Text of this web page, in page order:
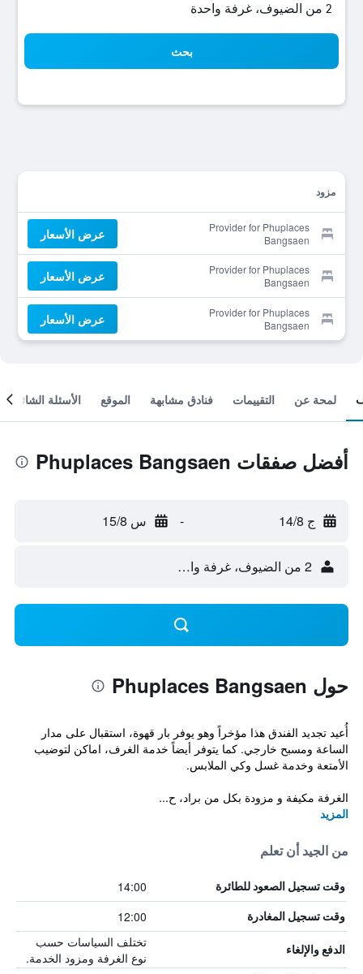
2 من الضيوف، غرفة واحدة
بحث
مزود
Provider for Phuplaces
Bangsaen
عرض الأسعار
Provider for Phuplaces
Bangsaen
عرض الأسعار
Provider for Phuplaces
Bangsaen
عرض الأسعار
لمحة عن التقييمات فنادق مشابهة الموقع الأسئلة الشائعة
أفضل صفقات Phuplaces Bangsaen
ج 14/8 - س 15/8
2 من الضيوف، غرفة واحدة
حول Phuplaces Bangsaen
أُعيد تجديد الفندق هذا مؤخراً وهو يوفر بار قهوة، استقبال على مدار
الساعة ومسبح خارجي. كما يتوفر أيضاً خدمة الغرف، اماكن لتوضيب
الأمتعة وخدمة غسل وكي الملابس.
الغرفة مكيفة و مزودة بكل من براد، ح...
المزيد
من الجيد أن تعلم
وقت تسجيل الصعود للطائرة 14:00
وقت تسجيل المغادرة 12:00
الدفع والإلغاء
تختلف السياسات حسب
نوع الغرفة ومزود الخدمة.